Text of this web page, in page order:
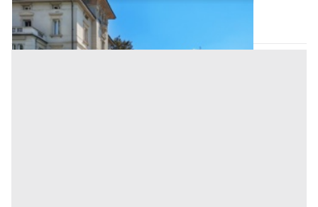
Bonarcado (Oristano)
Asta chiusa